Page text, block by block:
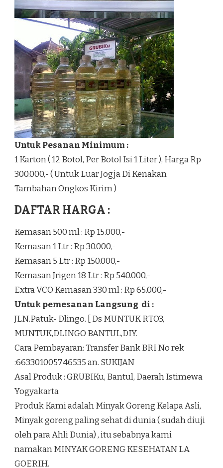
Untuk Pesanan Minimum :
1 Karton ( 12 Botol, Per Botol Isi 1 Liter ), Harga Rp
300.000,- ( Untuk Luar Jogja Di Kenakan
Tambahan Ongkos Kirim )
DAFTAR HARGA :
Kemasan 500 ml : Rp 15.000,-
Kemasan 1 Ltr : Rp 30.000,-
Kemasan 5 Ltr : Rp 150.000,-
Kemasan Jrigen 18 Ltr : Rp 540.000,-
Extra VCO Kemasan 330 ml : Rp 65.000,-
Untuk pemesanan Langsung di :
JLN.Patuk- Dlingo. [ Ds MUNTUK RTO3,
MUNTUK,DLINGO BANTUL,DIY.
Cara Pembayaran: Transfer Bank BRI No rek
:663301005746535 an. SUKIJAN
Asal Produk : GRUBIKu, Bantul, Daerah Istimewa
Yogyakarta
Produk Kami adalah Minyak Goreng Kelapa Asli,
Minyak goreng paling sehat di dunia ( sudah diuji
oleh para Ahli Dunia) , itu sebabnya kami
namakan MINYAK GORENG KESEHATAN LA
GOERIH.